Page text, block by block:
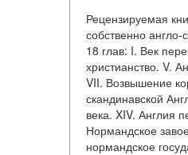
Рецензируемая
собственно
18 глав: I. Век
христианство. V.
VII. Возвышение
скандинавской
века. XIV. Англия
Нормандское
нормандское